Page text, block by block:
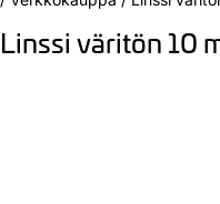
Linssi väritön 10